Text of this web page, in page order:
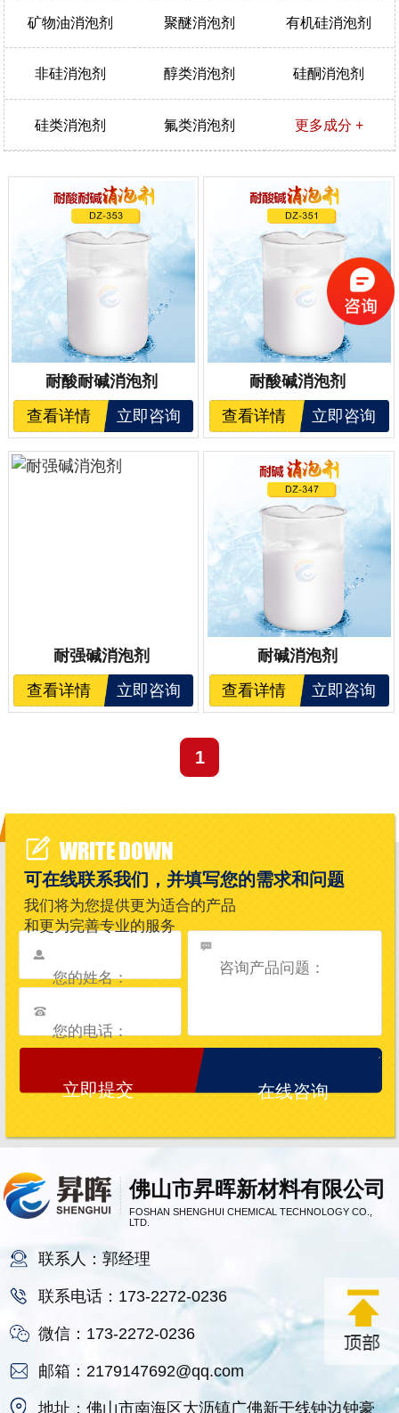
矿物油消泡剂 聚醚消泡剂 有机硅消泡剂
非硅消泡剂 醇类消泡剂 硅酮消泡剂
硅类消泡剂 氟类消泡剂 更多成分 +
耐酸耐碱消泡剂
查看详情
立即咨询
耐酸碱消泡剂
查看详情
立即咨询
耐强碱消泡剂
查看详情
立即咨询
耐碱消泡剂
查看详情
立即咨询
1
佛山市昇晖新材料有限公司
FOSHAN SHENGHUI CHEMICAL TECHNOLOGY CO.,
LTD.
联系人：郭经理
联系电话：173-2272-0236
微信：173-2272-0236
邮箱：2179147692@qq.com
地址：佛山市南海区大沥镇广佛新干线钟边钟豪
WRITE DOWN
可在线联系我们，并填写您的需求和问题
我们将为您提供更为适合的产品
和更为完善专业的服务
在线咨询